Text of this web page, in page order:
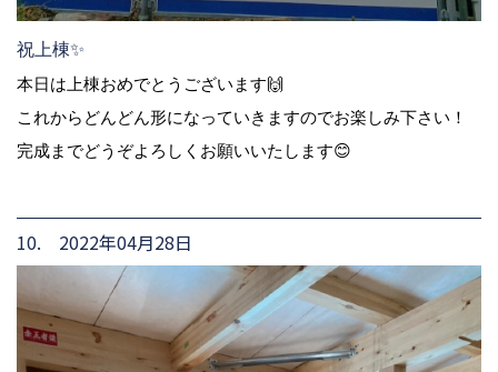
祝上棟✨
本日は上棟おめでとうございます🙌
これからどんどん形になっていきますのでお楽しみ下さい！
完成までどうぞよろしくお願いいたします😊
10. 2022年04月28日